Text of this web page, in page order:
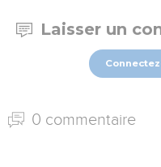
Laisser un
0 commentaire